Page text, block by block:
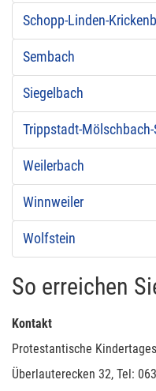
Schopp-Linden-
Sembach
Siegelbach
Trippstadt-Mölschbach-
Weilerbach
Winnweiler
Wolfstein
So erreichen
Kontakt
Protestantische
Überlauterecken 32, Tel: